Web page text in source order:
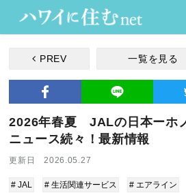
PREV 一覧を見る
2026年春夏 JALの日本ーホ
ニュース続々！最新情報
更新日 2026.05.27
# JAL # 生活関連サービス # エアライン